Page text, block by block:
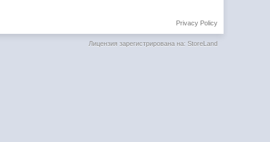
Privacy Policy
Лицензия зарегистрирована на: StoreLand